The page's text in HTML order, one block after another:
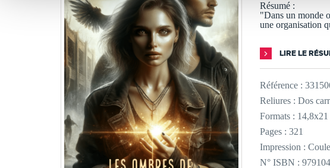
Résumé :
"Dans un monde
une organisation
LIRE LE
Référence :
Reliures : Dos
Formats : 14,8x21
Pages : 321
Impression :
N° ISBN :